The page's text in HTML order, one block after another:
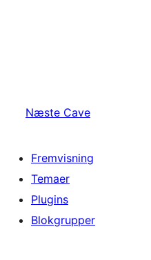
Næste Cave
Fremvisning
Temaer
Plugins
Blokgrupper